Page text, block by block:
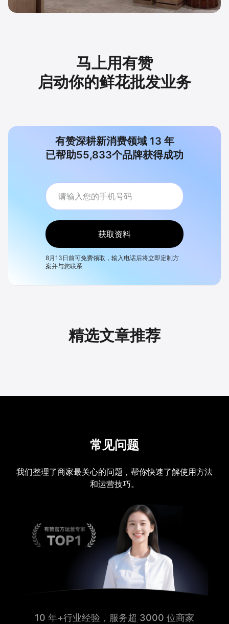
马上用有赞
启动你的鲜花批发业务
有赞深耕新消费领域 13 年
已帮助55,833个品牌获得成功
获取资料
8月13日前可免费领取，输入电话后将立即定制方
案并与您联系
精选文章推荐
常见问题
我们整理了商家最关心的问题，帮你快速了解使用方法
和运营技巧。
10 年+行业经验，服务超 3000 位商家